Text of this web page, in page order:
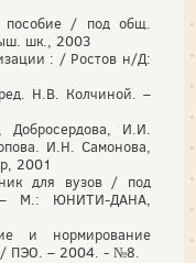
пособие / под общ.
шк., 2003
: / Ростов н/Д:
Н.В. Колчиной. –
И.И.
И.Н. Самонова,
2001
для вузов / под
– М.: ЮНИТИ-ДАНА,
и нормирование
// ПЭО. – 2004. - №8.